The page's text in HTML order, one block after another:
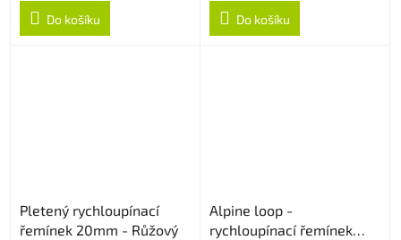
Do košíku Do košíku
Pletený rychloupínací
řemínek 20mm - Růžový
Alpine loop -
rychloupínací řemínek